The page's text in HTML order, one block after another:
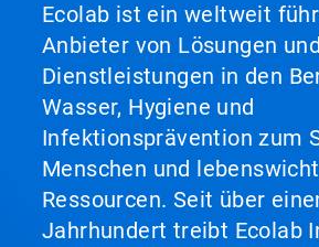
Ecolab ist ein weltweit
Anbieter von Lösungen und
Dienstleistungen in den
Wasser, Hygiene und
Infektionsprävention zum
Menschen und
Ressourcen. Seit über
Jahrhundert treibt Ecolab